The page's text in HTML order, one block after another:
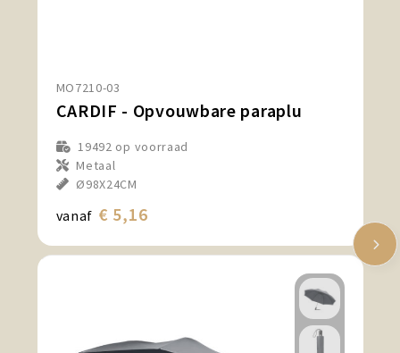
MO7210-03
CARDIF - Opvouwbare paraplu
19492 op voorraad
Metaal
Ø98X24CM
vanaf € 5,16